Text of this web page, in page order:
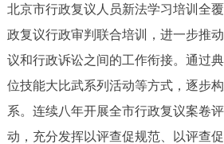
北京市行政复议人员新法学习培训全
政复议行政审判联合培训，进一步推
议和行政诉讼之间的工作衔接。通过
位技能大比武系列活动等方式，逐步
系。连续八年开展全市行政复议案卷
动，充分发挥以评查促规范、以评查